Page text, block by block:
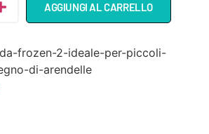
AGGIUNGI AL CARRELLO
frozen-2-ideale-per-piccoli-
di-arendelle